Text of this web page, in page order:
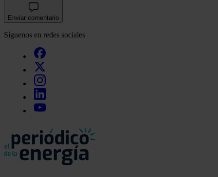
Enviar comentario
Síguenos en redes sociales